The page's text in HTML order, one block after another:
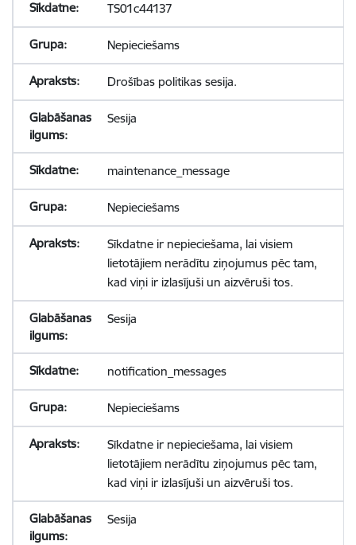
TS01c44137
Nepieciešams
Drošības politikas sesija.
Sesija
maintenance_message
Nepieciešams
Sīkdatne ir nepieciešama, lai visiem
lietotājiem nerādītu ziņojumus pēc tam,
kad viņi ir izlasījuši un aizvēruši tos.
Sesija
notification_messages
Nepieciešams
Sīkdatne ir nepieciešama, lai visiem
lietotājiem nerādītu ziņojumus pēc tam,
kad viņi ir izlasījuši un aizvēruši tos.
Sesija